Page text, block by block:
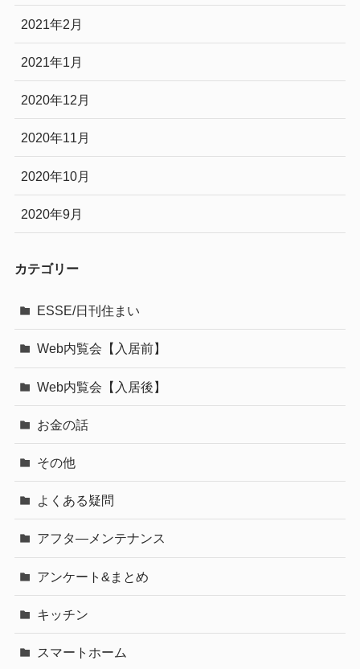
2021年2月
2021年1月
2020年12月
2020年11月
2020年10月
2020年9月
カテゴリー
ESSE/日刊住まい
Web内覧会【入居前】
Web内覧会【入居後】
お金の話
その他
よくある疑問
アフタ―メンテナンス
アンケート&まとめ
キッチン
スマートホーム